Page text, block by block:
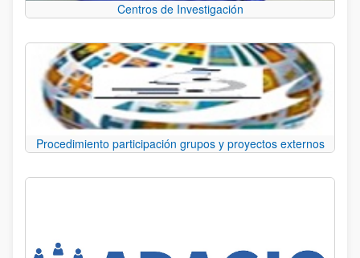
Centros de Investigación
Procedimiento participación grupos y proyectos externos